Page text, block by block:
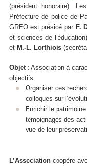
(président honoraire).
Préfecture de police de
GREO est présidé par F.
et sciences de
et M.-L. Lorthiois
Objet : Association à
objectifs
Organiser des
colloques sur
Enrichir le
témoignages des
vue de leur
L’Association coopère